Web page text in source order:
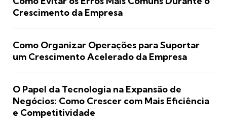
Crescimento da Empresa
Como Organizar Operações para Suportar
um Crescimento Acelerado da Empresa
O Papel da Tecnologia na Expansão de
Negócios: Como Crescer com Mais Eficiência
e Competitividade